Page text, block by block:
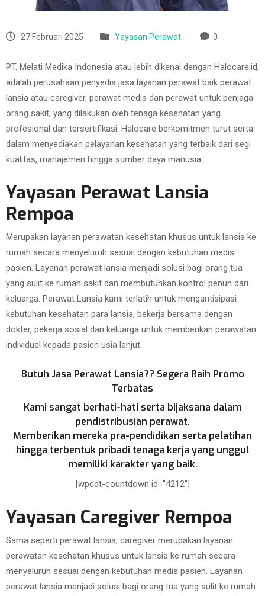
27 Februari 2025 Yayasan Perawat 0
PT. Melati Medika Indonesia atau lebih dikenal dengan Halocare.id,
adalah perusahaan penyedia jasa layanan perawat baik perawat
lansia atau caregiver, perawat medis dan perawat untuk penjaga
orang sakit, yang dilakukan oleh tenaga kesehatan yang
profesional dan tersertifikasi. Halocare berkomitmen turut serta
dalam menyediakan pelayanan kesehatan yang terbaik dari segi
kualitas, manajemen hingga sumber daya manusia.
Yayasan Perawat Lansia
Rempoa
Merupakan layanan perawatan kesehatan khusus untuk lansia ke
rumah secara menyeluruh sesuai dengan kebutuhan medis
pasien. Layanan perawat lansia menjadi solusi bagi orang tua
yang sulit ke rumah sakit dan membutuhkan kontrol penuh dari
keluarga. Perawat Lansia kami terlatih untuk mengantisipasi
kebutuhan kesehatan para lansia, bekerja bersama dengan
dokter, pekerja sosial dan keluarga untuk memberikan perawatan
individual kepada pasien usia lanjut.
Butuh Jasa Perawat Lansia?? Segera Raih Promo
Terbatas
Kami sangat berhati-hati serta bijaksana dalam
pendistribusian perawat.
Memberikan mereka pra-pendidikan serta pelatihan
hingga terbentuk pribadi tenaga kerja yang unggul
memiliki karakter yang baik.
[wpcdt-countdown id=”4212″]
Yayasan Caregiver Rempoa
Sama seperti perawat lansia, caregiver merupakan layanan
perawatan kesehatan khusus untuk lansia ke rumah secara
menyeluruh sesuai dengan kebutuhan medis pasien. Layanan
perawat lansia menjadi solusi bagi orang tua yang sulit ke rumah